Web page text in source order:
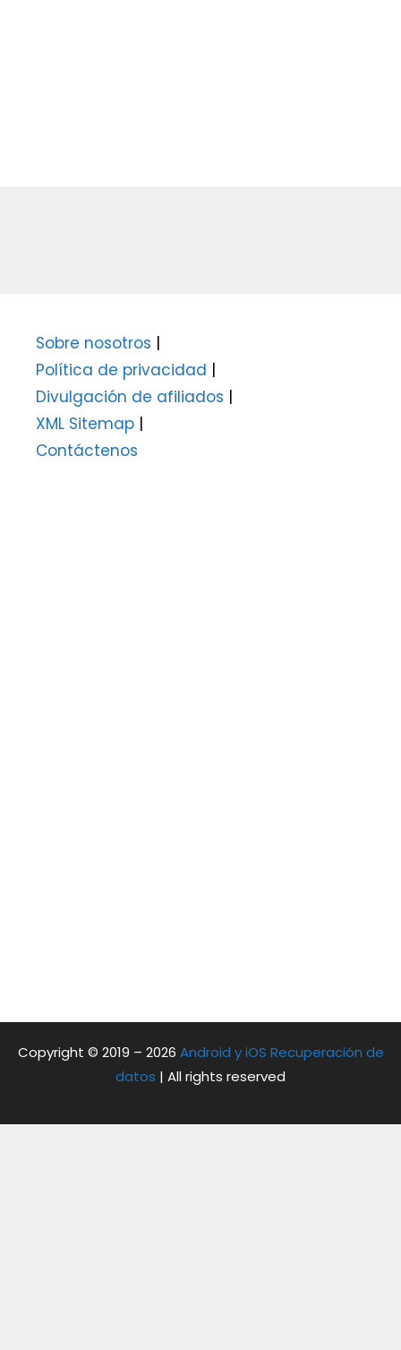
Sobre nosotros |
Política de privacidad |
Divulgación de afiliados |
XML Sitemap |
Contáctenos
Copyright © 2019 – 2026 Android y iOS Recuperación de
datos | All rights reserved